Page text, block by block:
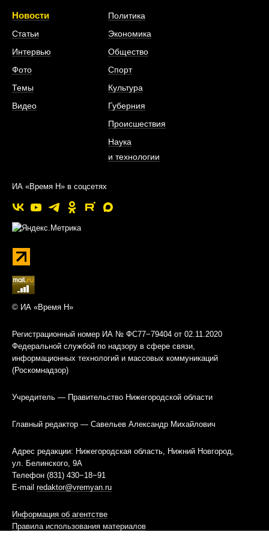
Новости
Статьи
Интервью
Фото
Темы
Видео
Политика
Экономика
Общество
Спорт
Культура
Губерния
Происшествия
Наука
и технологии
ИА «Время Н» в соцсетях
© ИА «Время Н»
Регистрационный номер ИА № ФС77−79404 от 02.11.2020
Федеральной службой по надзору в сфере связи,
информационных технологий и массовых коммуникаций
(Роскомнадзор)
Учредитель — Правительство Нижегородской области
Главный редактор — Савельев Александр Михайлович
Адрес редакции: Нижегородская область, Нижний Новгород,
ул. Белинского, 9А
Телефон (831) 430−18−91
E-mail redaktor@vremyan.ru
Информация об агентстве
Правила использования материалов